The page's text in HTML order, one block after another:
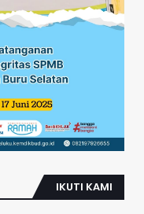
IKUTI KAMI